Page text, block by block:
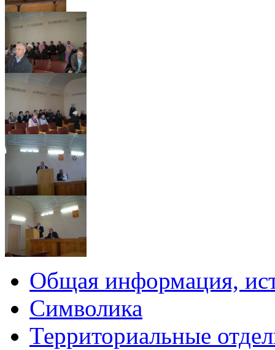
Общая информация,
Символика
Территориальные